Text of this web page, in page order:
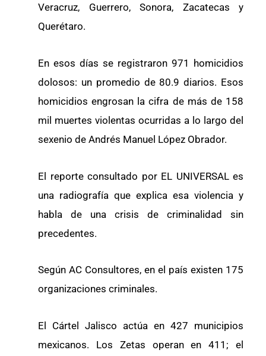
Veracruz, Guerrero, Sonora, Zacatecas y
Querétaro.
En esos días se registraron 971 homicidios
dolosos: un promedio de 80.9 diarios. Esos
homicidios engrosan la cifra de más de 158
mil muertes violentas ocurridas a lo largo del
sexenio de Andrés Manuel López Obrador.
El reporte consultado por EL UNIVERSAL es
una radiografía que explica esa violencia y
habla de una crisis de criminalidad sin
precedentes.
Según AC Consultores, en el país existen 175
organizaciones criminales.
El Cártel Jalisco actúa en 427 municipios
mexicanos. Los Zetas operan en 411; el